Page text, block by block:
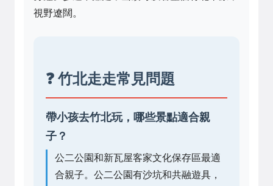
視野遼闊。
❓ 竹北走走常見問題
帶小孩去竹北玩，哪些景點適合親
子？
公二公園和新瓦屋客家文化保存區最適
合親子。公二公園有沙坑和共融遊具，